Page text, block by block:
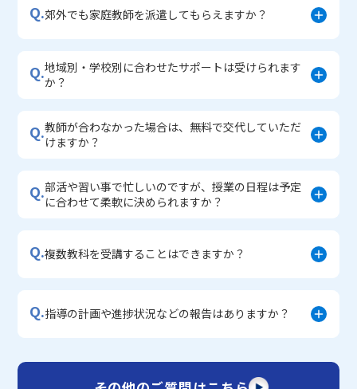
Q.郊外でも家庭教師を派遣してもらえますか？
Q.地域別・学校別に合わせたサポートは受けられます
か？
Q.教師が合わなかった場合は、無料で交代していただ
けますか？
Q.部活や習い事で忙しいのですが、授業の日程は予定
に合わせて柔軟に決められますか？
Q.複数教科を受講することはできますか？
Q.指導の計画や進捗状況などの報告はありますか？